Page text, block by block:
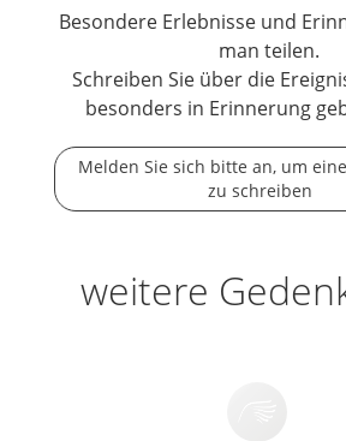
Besondere Erlebnisse und
man teilen.
Schreiben Sie über die
besonders in Erinnerung
Melden Sie sich bitte an, um
zu schreiben
weitere